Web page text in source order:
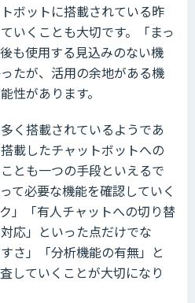
ボットに搭載されている昨
いくことも大切です。「まっ
も使用する見込みのない機
たが、活用の余地がある機
性があります。
く搭載されているようであ
載したチャットボットへの
とも一つの手段といえるで
て必要な機能を確認していく
」「有人チャットへの切り替
応」といった点だけでな
さ」「分析機能の有無」と
していくことが大切になり